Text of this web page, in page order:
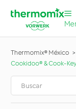
Thermomix® México
Cookidoo® & Cook-